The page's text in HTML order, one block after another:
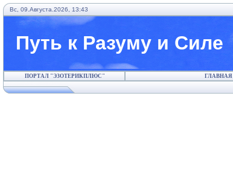
Вс, 09.Августа.2026, 13:43
Путь к Разуму и Силе
ПОРТАЛ "ЭЗОТЕРИКПЛЮС" ГЛАВНАЯ